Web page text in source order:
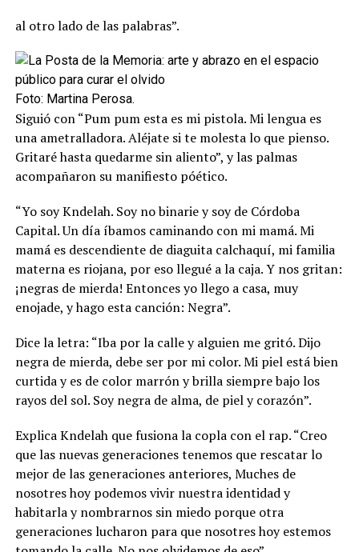
al otro lado de las palabras”.
Foto: Martina Perosa.
Siguió con “Pum pum esta es mi pistola. Mi lengua es
una ametralladora. Aléjate si te molesta lo que pienso.
Gritaré hasta quedarme sin aliento”, y las palmas
acompañaron su manifiesto póético.
“Yo soy Kndelah. Soy no binarie y soy de Córdoba
Capital. Un día íbamos caminando con mi mamá. Mi
mamá es descendiente de diaguita calchaquí, mi familia
materna es riojana, por eso llegué a la caja. Y nos gritan:
¡negras de mierda! Entonces yo llego a casa, muy
enojade, y hago esta canción: Negra”.
Dice la letra: “Iba por la calle y alguien me gritó. Dijo
negra de mierda, debe ser por mi color. Mi piel está bien
curtida y es de color marrón y brilla siempre bajo los
rayos del sol. Soy negra de alma, de piel y corazón”.
Explica Kndelah que fusiona la copla con el rap. “Creo
que las nuevas generaciones tenemos que rescatar lo
mejor de las generaciones anteriores, Muches de
nosotres hoy podemos vivir nuestra identidad y
habitarla y nombrarnos sin miedo porque otra
generaciones lucharon para que nosotres hoy estemos